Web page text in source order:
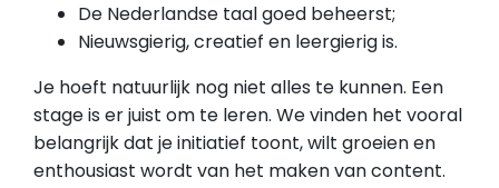
De Nederlandse taal goed beheerst;
Nieuwsgierig, creatief en leergierig is.
Je hoeft natuurlijk nog niet alles te kunnen. Een
stage is er juist om te leren. We vinden het vooral
belangrijk dat je initiatief toont, wilt groeien en
enthousiast wordt van het maken van content.